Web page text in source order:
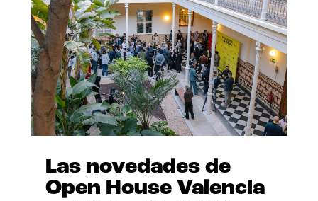
Las novedades de
Open House Valencia